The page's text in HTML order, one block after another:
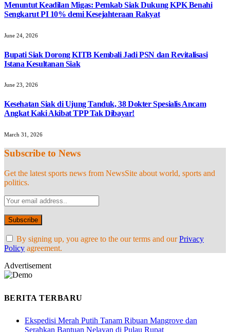
Menuntut Keadilan Migas: Pemkab Siak Dukung KPK Benahi
Sengkarut PI 10% demi Kesejahteraan Rakyat
June 24, 2026
Bupati Siak Dorong KITB Kembali Jadi PSN dan Revitalisasi
Istana Kesultanan Siak
June 23, 2026
Kesehatan Siak di Ujung Tanduk, 38 Dokter Spesialis Ancam
Angkat Kaki Akibat TPP Tak Dibayar!
March 31, 2026
Subscribe to News
Get the latest sports news from NewsSite about world, sports and
politics.
By signing up, you agree to the our terms and ourPrivacy
Policy agreement.
Advertisement
BERITA TERBARU
Ekspedisi Merah Putih Tanam Ribuan Mangrove dan
Serahkan Bantuan Nelayan di Pulau Rupat